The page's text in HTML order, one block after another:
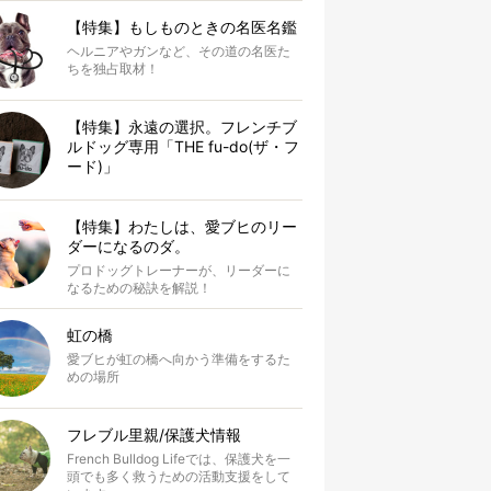
【特集】もしものときの名医名鑑
ヘルニアやガンなど、その道の名医た
ちを独占取材！
【特集】永遠の選択。フレンチブ
ルドッグ専用「THE fu-do(ザ・フ
ード)」
【特集】わたしは、愛ブヒのリー
ダーになるのダ。
プロドッグトレーナーが、リーダーに
なるための秘訣を解説！
虹の橋
愛ブヒが虹の橋へ向かう準備をするた
めの場所
フレブル里親/保護犬情報
French Bulldog Lifeでは、保護犬を一
頭でも多く救うための活動支援をして